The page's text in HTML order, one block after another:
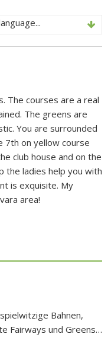
The courses are a real
The greens are
You are surrounded
7th on yellow course
club house and on the
the ladies help you with
is exquisite. My
area!
Bahnen,
Fairways und Greens…